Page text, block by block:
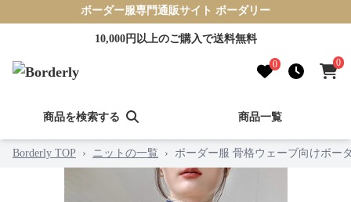
ボーダー服専門通販サイト ボーダリー
10,000円以上のご購入で送料無料
0 0
商品を検索する 商品一覧
Borderly TOP › ニットの一覧 › ボーダー服 骨格ウェーブ向けボー